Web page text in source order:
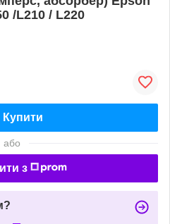
/L210 / L220
Купити
або
з